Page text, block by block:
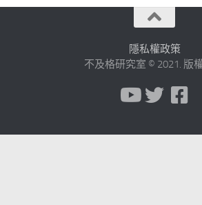
隱私權政策
不及格研究室 © 2021. 版